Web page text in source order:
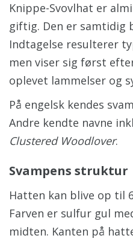
Knippe-Svovlhat er
giftig. Den er samtidig
Indtagelse resulterer
men viser sig først
oplevet lammelser og
På engelsk kendes
Andre kendte navne
Clustered Woodlover.
Svampens struktur
Hatten kan blive op til
Farven er sulfur gul
midten. Kanten på